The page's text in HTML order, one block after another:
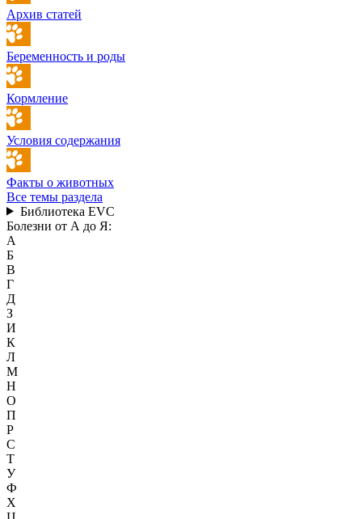
Архив статей
Беременность и роды
Кормление
Условия содержания
Факты о животных
Все темы раздела
Библиотека EVC
Болезни от А до Я:
А
Б
В
Г
Д
З
И
К
Л
М
Н
О
П
Р
С
Т
У
Ф
Х